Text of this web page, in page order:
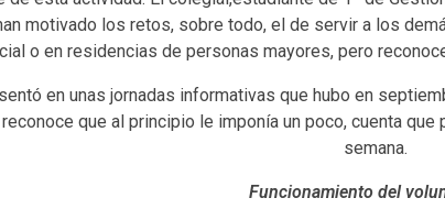
motivado los retos, sobre todo, el de servir a los
o en residencias de personas mayores, pero
en unas jornadas informativas que hubo en
reconoce que al principio le imponía un poco, cuenta
semana.
Funcionamiento del